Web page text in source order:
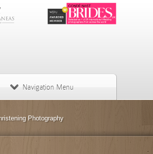
Navigation Menu
Photography